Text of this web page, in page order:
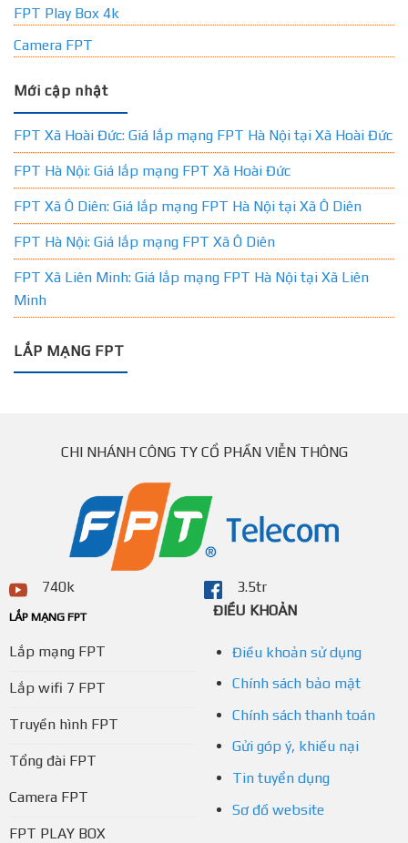
FPT Play Box 4k
Camera FPT
Mới cập nhật
FPT Xã Hoài Đức: Giá lắp mạng FPT Hà Nội tại Xã Hoài Đức
FPT Hà Nội: Giá lắp mạng FPT Xã Hoài Đức
FPT Xã Ô Diên: Giá lắp mạng FPT Hà Nội tại Xã Ô Diên
FPT Hà Nội: Giá lắp mạng FPT Xã Ô Diên
FPT Xã Liên Minh: Giá lắp mạng FPT Hà Nội tại Xã Liên
Minh
LẮP MẠNG FPT
CHI NHÁNH CÔNG TY CỔ PHẦN VIỄN THÔNG
740k 3.5tr
LẮP MẠNG FPT
Lắp mạng FPT
Lắp wifi 7 FPT
Truyền hình FPT
Tổng đài FPT
Camera FPT
FPT PLAY BOX
ĐIỀU KHOẢN
Điều khoản sử dụng
Chính sách bảo mật
Chính sách thanh toán
Gửi góp ý, khiếu nại
Tin tuyển dụng
Sơ đồ website